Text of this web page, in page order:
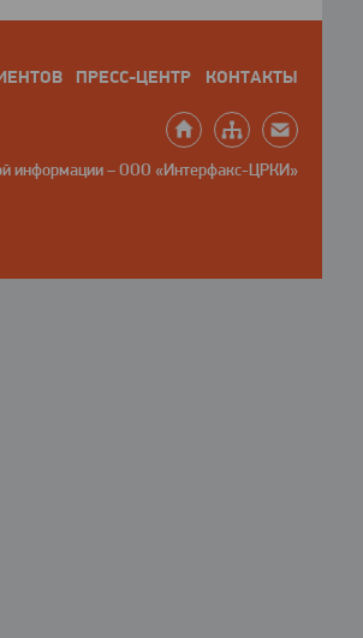
ПРЕСС-ЦЕНТР КОНТАКТЫ
информации – ООО «Интерфакс-ЦРКИ»